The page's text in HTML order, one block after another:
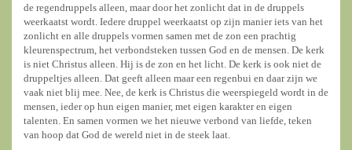
de regendruppels alleen, maar door het zonlicht dat in de druppels
weerkaatst wordt. Iedere druppel weerkaatst op zijn manier iets van het
zonlicht en alle druppels vormen samen met de zon een prachtig
kleurenspectrum, het verbondsteken tussen God en de mensen. De kerk
is niet Christus alleen. Hij is de zon en het licht. De kerk is ook niet de
druppeltjes alleen. Dat geeft alleen maar een regenbui en daar zijn we
vaak niet blij mee. Nee, de kerk is Christus die weerspiegeld wordt in de
mensen, ieder op hun eigen manier, met eigen karakter en eigen
talenten. En samen vormen we het nieuwe verbond van liefde, teken
van hoop dat God de wereld niet in de steek laat.